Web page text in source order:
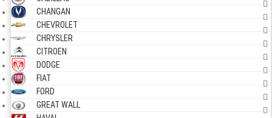
CHANGAN
CHEVROLET
CHRYSLER
CITROEN
DODGE
FIAT
FORD
GREAT WALL